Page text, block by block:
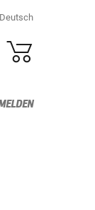
Deutsch